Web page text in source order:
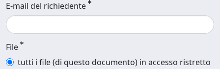
E-mail del richiedente
File
tutti i file (di questo documento) in accesso ristretto